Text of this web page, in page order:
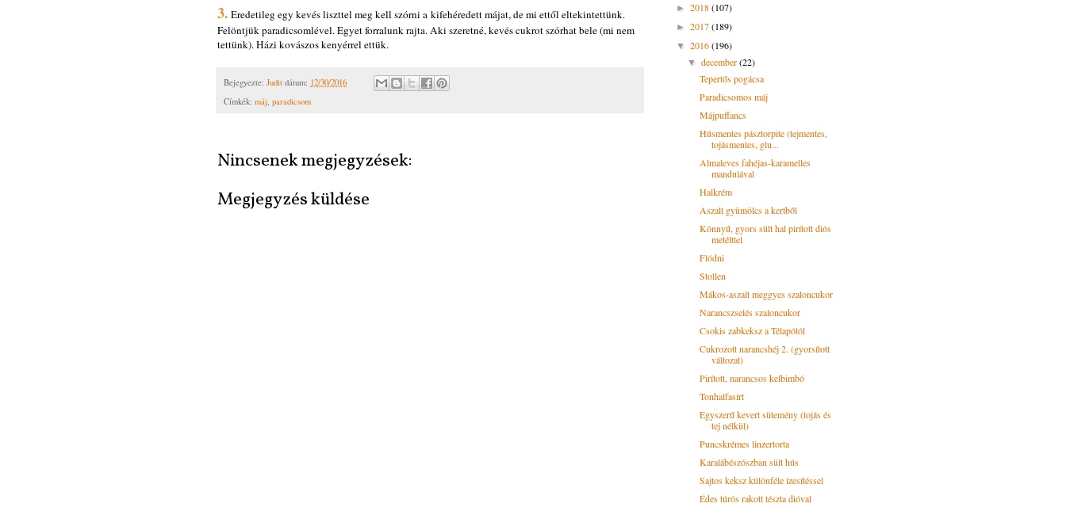
3. Eredetileg egy kevés liszttel meg kell szórni a kifehéredett májat, de mi ettől eltekintettünk.
Felöntjük paradicsomlével. Egyet forralunk rajta. Aki szeretné, kevés cukrot szórhat bele (mi nem
tettünk). Házi kovászos kenyérrel ettük.
Bejegyezte: Judit dátum: 12/30/2016
Címkék: máj, paradicsom
Nincsenek megjegyzések:
Megjegyzés küldése
► 2018(107)
► 2017(189)
▼ 2016(196)
▼december(22)
Tepertős pogácsa
Paradicsomos máj
Májpuffancs
Húsmentes pásztorpite (tejmentes,
tojásmentes, glu...
Almaleves fahéjas-karamelles
mandulával
Halkrém
Aszalt gyümölcs a kertből
Könnyű, gyors sült hal pirított diós
metélttel
Flódni
Stollen
Mákos-aszalt meggyes szaloncukor
Narancszselés szaloncukor
Csokis zabkeksz a Télapótól
Cukrozott narancshéj 2. (gyorsított
változat)
Pirított, narancsos kelbimbó
Tonhalfasírt
Egyszerű kevert sütemény (tojás és
tej nélkül)
Puncskrémes linzertorta
Karalábészószban sült hús
Sajtos keksz különféle ízesítéssel
Édes túrós rakott tészta dióval